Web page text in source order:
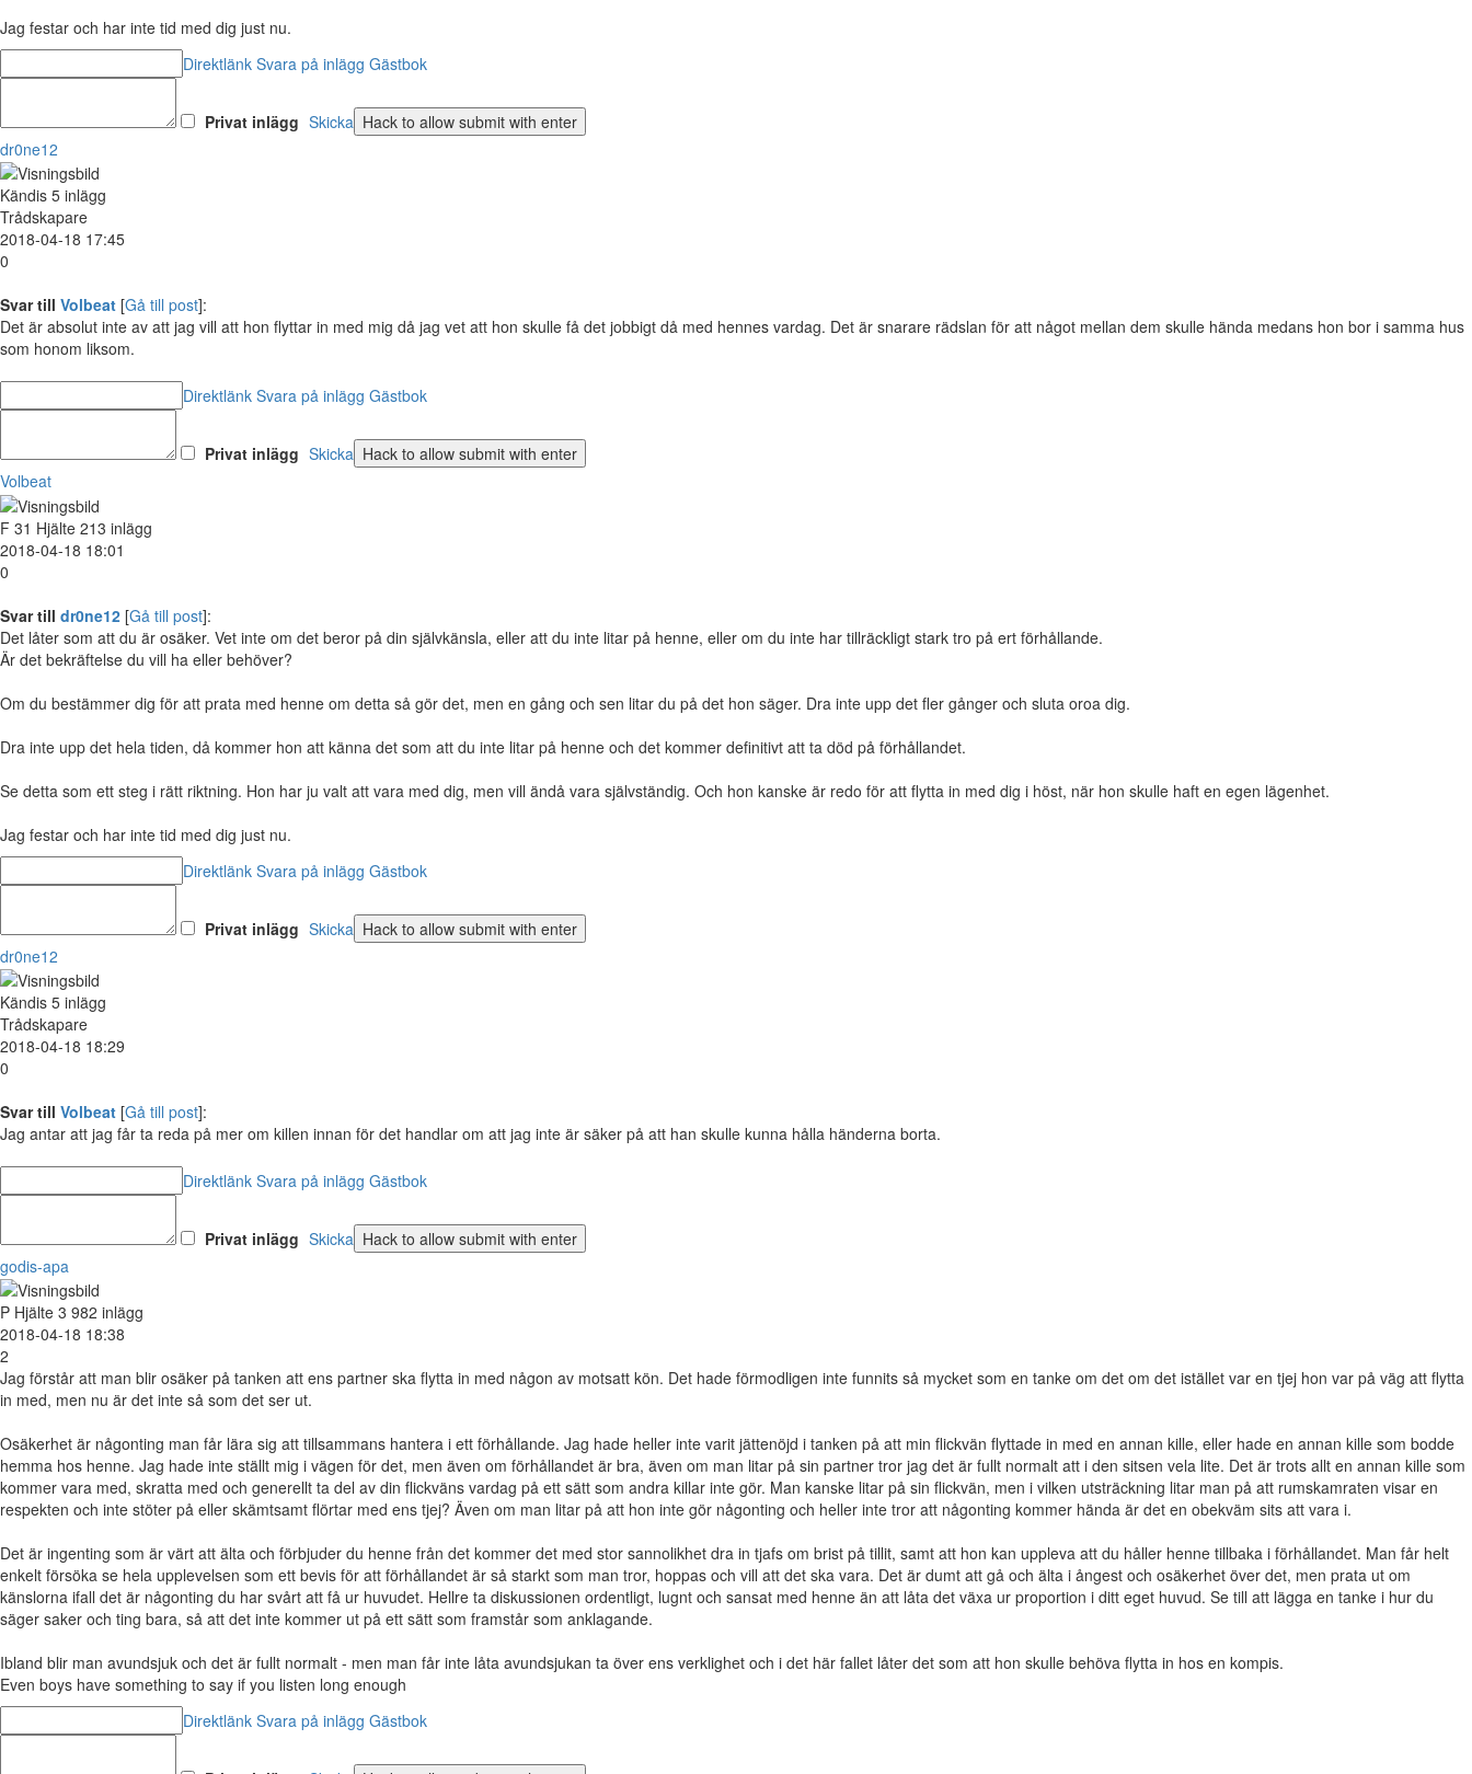
Jag festar och har inte tid med dig just nu.
Direktlänk Svara på inlägg Gästbok
Privat inlägg Skicka
dr0ne12
Kändis 5 inlägg
Trådskapare
2018-04-18 17:45
0
Svar till Volbeat [Gå till post]:
Det är absolut inte av att jag vill att hon flyttar in med mig då jag vet att hon skulle få det jobbigt då med hennes vardag. Det är snarare rädslan för att något mellan dem skulle hända medans hon bor i samma hus
som honom liksom.
Direktlänk Svara på inlägg Gästbok
Privat inlägg Skicka
Volbeat
F 31 Hjälte 213 inlägg
2018-04-18 18:01
0
Svar till dr0ne12 [Gå till post]:
Det låter som att du är osäker. Vet inte om det beror på din självkänsla, eller att du inte litar på henne, eller om du inte har tillräckligt stark tro på ert förhållande.
Är det bekräftelse du vill ha eller behöver?
Om du bestämmer dig för att prata med henne om detta så gör det, men en gång och sen litar du på det hon säger. Dra inte upp det fler gånger och sluta oroa dig.
Dra inte upp det hela tiden, då kommer hon att känna det som att du inte litar på henne och det kommer definitivt att ta död på förhållandet.
Se detta som ett steg i rätt riktning. Hon har ju valt att vara med dig, men vill ändå vara självständig. Och hon kanske är redo för att flytta in med dig i höst, när hon skulle haft en egen lägenhet.
Jag festar och har inte tid med dig just nu.
Direktlänk Svara på inlägg Gästbok
Privat inlägg Skicka
dr0ne12
Kändis 5 inlägg
Trådskapare
2018-04-18 18:29
0
Svar till Volbeat [Gå till post]:
Jag antar att jag får ta reda på mer om killen innan för det handlar om att jag inte är säker på att han skulle kunna hålla händerna borta.
Direktlänk Svara på inlägg Gästbok
Privat inlägg Skicka
godis-apa
P Hjälte 3 982 inlägg
2018-04-18 18:38
2
Jag förstår att man blir osäker på tanken att ens partner ska flytta in med någon av motsatt kön. Det hade förmodligen inte funnits så mycket som en tanke om det om det istället var en tjej hon var på väg att flytta
in med, men nu är det inte så som det ser ut.
Osäkerhet är någonting man får lära sig att tillsammans hantera i ett förhållande. Jag hade heller inte varit jättenöjd i tanken på att min flickvän flyttade in med en annan kille, eller hade en annan kille som bodde
hemma hos henne. Jag hade inte ställt mig i vägen för det, men även om förhållandet är bra, även om man litar på sin partner tror jag det är fullt normalt att i den sitsen vela lite. Det är trots allt en annan kille som
kommer vara med, skratta med och generellt ta del av din flickväns vardag på ett sätt som andra killar inte gör. Man kanske litar på sin flickvän, men i vilken utsträckning litar man på att rumskamraten visar en
respekten och inte stöter på eller skämtsamt flörtar med ens tjej? Även om man litar på att hon inte gör någonting och heller inte tror att någonting kommer hända är det en obekväm sits att vara i.
Det är ingenting som är värt att älta och förbjuder du henne från det kommer det med stor sannolikhet dra in tjafs om brist på tillit, samt att hon kan uppleva att du håller henne tillbaka i förhållandet. Man får helt
enkelt försöka se hela upplevelsen som ett bevis för att förhållandet är så starkt som man tror, hoppas och vill att det ska vara. Det är dumt att gå och älta i ångest och osäkerhet över det, men prata ut om
känslorna ifall det är någonting du har svårt att få ur huvudet. Hellre ta diskussionen ordentligt, lugnt och sansat med henne än att låta det växa ur proportion i ditt eget huvud. Se till att lägga en tanke i hur du
säger saker och ting bara, så att det inte kommer ut på ett sätt som framstår som anklagande.
Ibland blir man avundsjuk och det är fullt normalt - men man får inte låta avundsjukan ta över ens verklighet och i det här fallet låter det som att hon skulle behöva flytta in hos en kompis.
Even boys have something to say if you listen long enough
Direktlänk Svara på inlägg Gästbok